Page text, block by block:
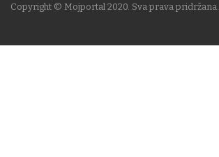
Copyright © Mojportal 2020. Sva prava pridržana.